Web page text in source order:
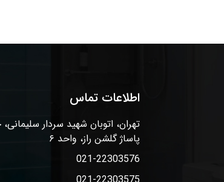
اطلاعات تماس
تهران، اتوبان شهید سردار
پاساژ گلشن راز، واحد ۶
021-22303576